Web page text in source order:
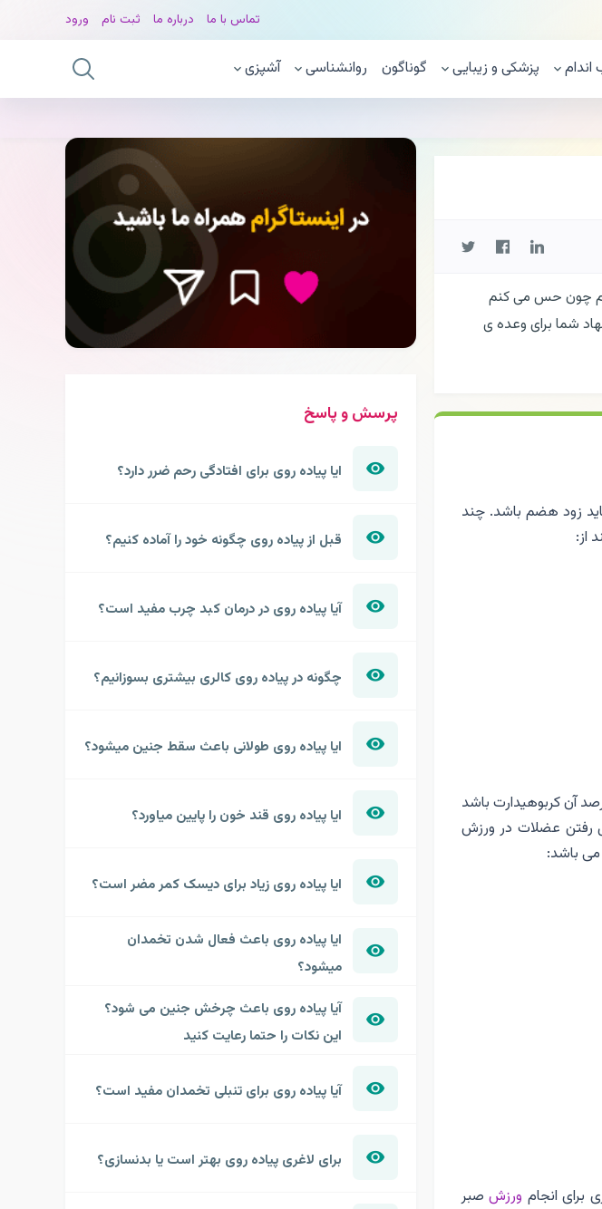
تماس با ما درباره ما ثبت نام ورود
پزشکی و زیبایی گوناگون روانشناسی آشپزی
چون حس می کنم
شما برای وعده ی
وعده باید زود هضم باشد. چند
از:
تا دو ساعت قبل از ورزش وعده ی غذایی مقوی و متعادلی میل کنید که 50 تا 60 درصد آن کربوهیدارت باشد
رفتن عضلات در ورزش
می باشد:
برای انجام ورزشصبر
پرسش و پاسخ
ایا پیاده روی برای افتادگی رحم ضرر دارد؟
قبل از پیاده روی چگونه خود را آماده کنیم؟
آیا پیاده روی در درمان کبد چرب مفید است؟
چگونه در پیاده روی کالری بیشتری بسوزانیم؟
ایا پیاده روی طولانی باعث سقط جنین میشود؟
ایا پیاده روی قند خون را پایین میاورد؟
ایا پیاده روی زیاد برای دیسک کمر مضر است؟
ایا پیاده روی باعث فعال شدن تخمدان
میشود؟
آیا پیاده روی باعث چرخش جنین می شود؟
این نکات را حتما رعایت کنید
آیا پیاده روی برای تنبلی تخمدان مفید است؟
برای لاغری پیاده روی بهتر است یا بدنسازی؟